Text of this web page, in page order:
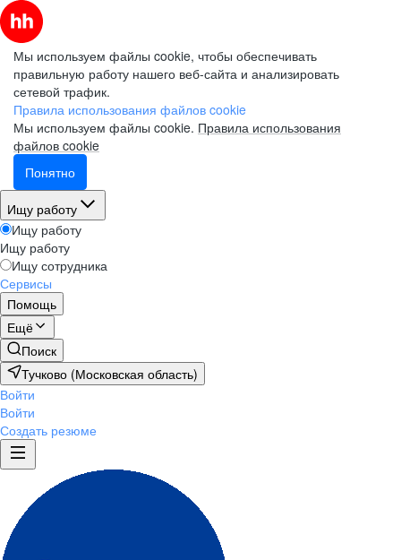
Мы используем файлы cookie, чтобы обеспечивать
правильную работу нашего веб-сайта и анализировать
сетевой трафик.
Правила использования файлов cookie
Мы используем файлы cookie. Правила использования
файлов cookie
Понятно
Ищу работу
Ищу работу
Ищу работу
Ищу сотрудника
Сервисы
Помощь
Ещё
Поиск
Тучково (Московская область)
Войти
Войти
Создать резюме